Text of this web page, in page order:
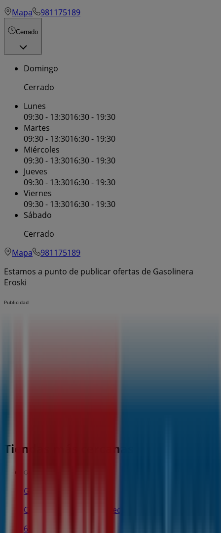
Mapa
981175189
Cerrado
Domingo
Cerrado
Lunes
09:30 - 13:3016:30 - 19:30
Martes
09:30 - 13:3016:30 - 19:30
Miércoles
09:30 - 13:3016:30 - 19:30
Jueves
09:30 - 13:3016:30 - 19:30
Viernes
09:30 - 13:3016:30 - 19:30
Sábado
Cerrado
Mapa
981175189
Estamos a punto de publicar ofertas de Gasolinera
Eroski
Publicidad
Tiendas más cercanas
Gocco
Centro Comercial Marineda City, A Coruña
69 m